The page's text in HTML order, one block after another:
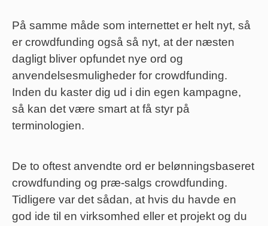
På samme måde som internettet er helt nyt, så
er crowdfunding også så nyt, at der næsten
dagligt bliver opfundet nye ord og
anvendelsesmuligheder for crowdfunding.
Inden du kaster dig ud i din egen kampagne,
så kan det være smart at få styr på
terminologien.
De to oftest anvendte ord er belønningsbaseret
crowdfunding og præ-salgs crowdfunding.
Tidligere var det sådan, at hvis du havde en
god ide til en virksomhed eller et projekt og du